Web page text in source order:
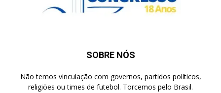
SOBRE NÓS
Não temos vinculação com governos, partidos políticos,
religiões ou times de futebol. Torcemos pelo Brasil.